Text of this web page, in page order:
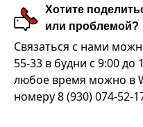
Хотите
или проблемой?
Связаться с нами
55-33 в будни с 9:00 до
любое время можно в
номеру 8 (930) 074-52-